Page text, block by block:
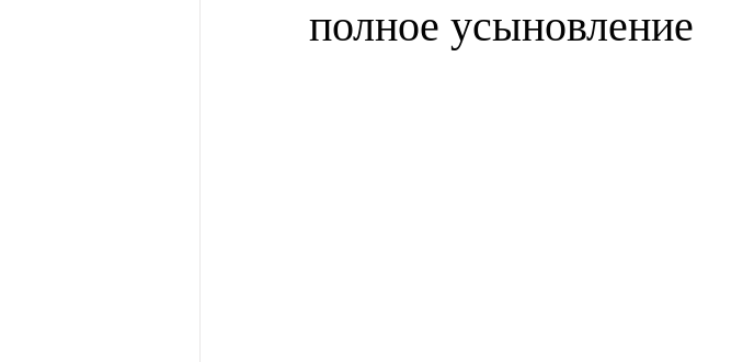
полное усыновление